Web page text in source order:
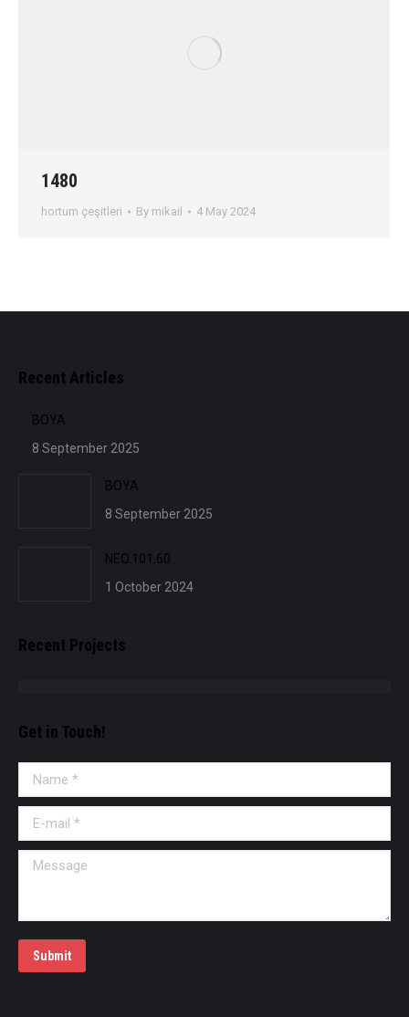
1480
hortum çeşitleri By mikail 4 May 2024
Recent Articles
BOYA
8 September 2025
BOYA
8 September 2025
NEO.101.60
1 October 2024
Recent Projects
Get in Touch!
Name *
E-mail *
Message
Submit